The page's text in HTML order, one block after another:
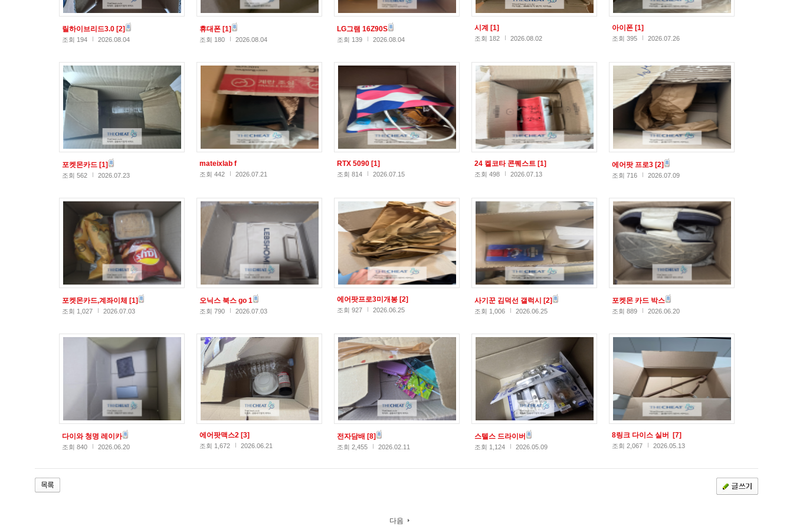
릴하이브리드3.0 [2]
조회 194 2026.08.04
휴대폰 [1]
조회 180 2026.08.04
LG그램 16Z90S
조회 139 2026.08.04
시계 [1]
조회 182 2026.08.02
아이폰 [1]
조회 395 2026.07.26
포켓몬카드 [1]
조회 562 2026.07.23
mateixlab f
조회 442 2026.07.21
RTX 5090 [1]
조회 814 2026.07.15
24 켈코타 콘퀘스트 [1]
조회 498 2026.07.13
에어팟 프로3 [2]
조회 716 2026.07.09
포켓몬카드,계좌이체 [1]
조회 1,027 2026.07.03
오닉스 북스 go 1
조회 790 2026.07.03
에어팟프로3미개봉 [2]
조회 927 2026.06.25
사기꾼 김덕선 갤럭시 [2]
조회 1,006 2026.06.25
포켓몬 카드 박스
조회 889 2026.06.20
다이와 청명 레이카
조회 840 2026.06.20
에어팟맥스2 [3]
조회 1,672 2026.06.21
전자담배 [8]
조회 2,455 2026.02.11
스텔스 드라이버
조회 1,124 2026.05.09
8링크 다이스 실버 [7]
조회 2,067 2026.05.13
다음